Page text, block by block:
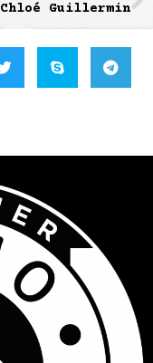
Chloé Guillermin